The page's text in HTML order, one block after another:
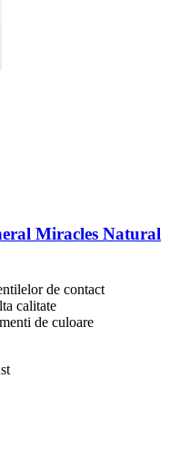
Miracles Natural
de contact
calitate
de culoare